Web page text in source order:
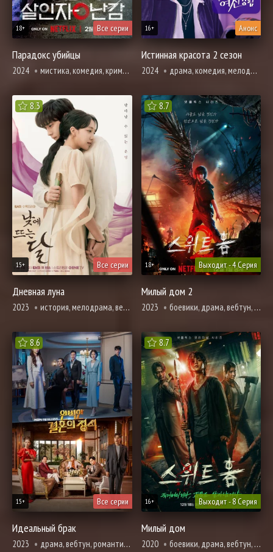
Все серии
18+
Парадокс убийцы
2024 мистика, комедия, криминал, вебтун, про призраков, демонов и сверхъестественное, триллер
Анонс
16+
Истинная красота 2 сезон
2024 драма, комедия, мелодрама, про молодость и любовь, вебтун, романтика, про школу и школьников
8.3
Все серии
15+
Дневная луна
2023 история, мелодрама, вебтун, романтика, триллер, фэнтези
8.7
Выходит - 4 Серия
18+
Милый дом 2
2023 боевики, драма, вебтун, ужасы, фантастика, смерть
8.6
Все серии
15+
Идеальный брак
2023 драма, вебтун, романтика, фэнтези
8.7
Выходит - 8 Серия
16+
Милый дом
2020 боевики, драма, вебтун, ужасы, фантастика, про школу и школьников